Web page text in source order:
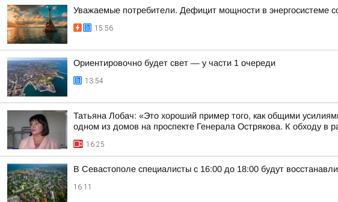
Уважаемые потребители. Дефицит мощности в энергосистеме
15:56
Ориентировочно будет свет — у части 1 очереди
13:54
Татьяна Лобач: «Это хороший пример того, как общими
одном из домов на проспекте Генерала Острякова. К обходу в
16:25
В Севастополе специалисты с 16:00 до 18:00 будут
16:11